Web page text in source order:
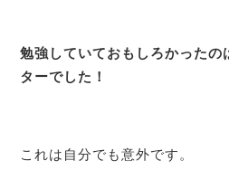
勉強していておもしろかったの
ターでした！
これは自分でも意外です。